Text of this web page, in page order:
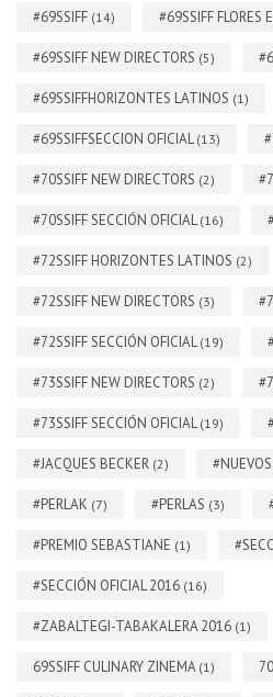
#69SSIFF (14) #69SSIFF FLORES
#69SSIFF NEW DIRECTORS (5)
#69SSIFFHORIZONTES LATINOS (1)
#69SSIFFSECCION OFICIAL(13)
#70SSIFF NEW DIRECTORS (2)
#70SSIFF SECCIÓN OFICIAL(16)
#72SSIFF HORIZONTES LATINOS (2)
#72SSIFF NEW DIRECTORS (3)
#72SSIFF SECCIÓN OFICIAL(19)
#73SSIFF NEW DIRECTORS (2)
#73SSIFF SECCIÓN OFICIAL(19)
#JACQUES BECKER (2)
#PERLAK (7) #PERLAS (3)
#PREMIO SEBASTIANE (1)
#SECCIÓN OFICIAL 2016 (16)
#ZABALTEGI-TABAKALERA 2016 (1)
69SSIFF CULINARY ZINEMA (1)